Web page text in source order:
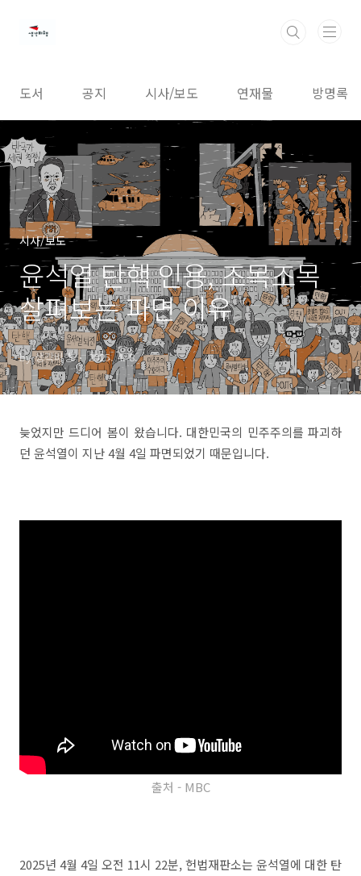
도서 공지 시사/보도 연재물 방명록
시사/보도
윤석열 탄핵 인용, 조목조목
살펴보는 파면 이유
by 생각비행 2025. 4. 8.
늦었지만 드디어 봄이 왔습니다. 대한민국의 민주주의를 파괴하
던 윤석열이 지난 4월 4일 파면되었기 때문입니다.
출처 - MBC
2025년 4월 4일 오전 11시 22분, 헌법재판소는 윤석열에 대한 탄